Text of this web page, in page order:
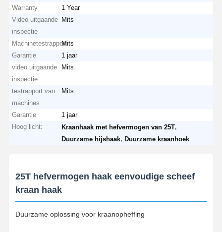
Warranty
1 Year
Video uitgaande
inspectie
Mits
MachinetestrapportMits
Garantie
1 jaar
video uitgaande
inspectie
Mits
testrapport van
machines
Mits
Garantie
1 jaar
Hoog licht:
Kraanhaak met hefvermogen van 25T
Duurzame hijshaak ,Duurzame kraanhoek
25T hefvermogen haak eenvoudige scheef
kraan haak
Duurzame oplossing voor kraanopheffing